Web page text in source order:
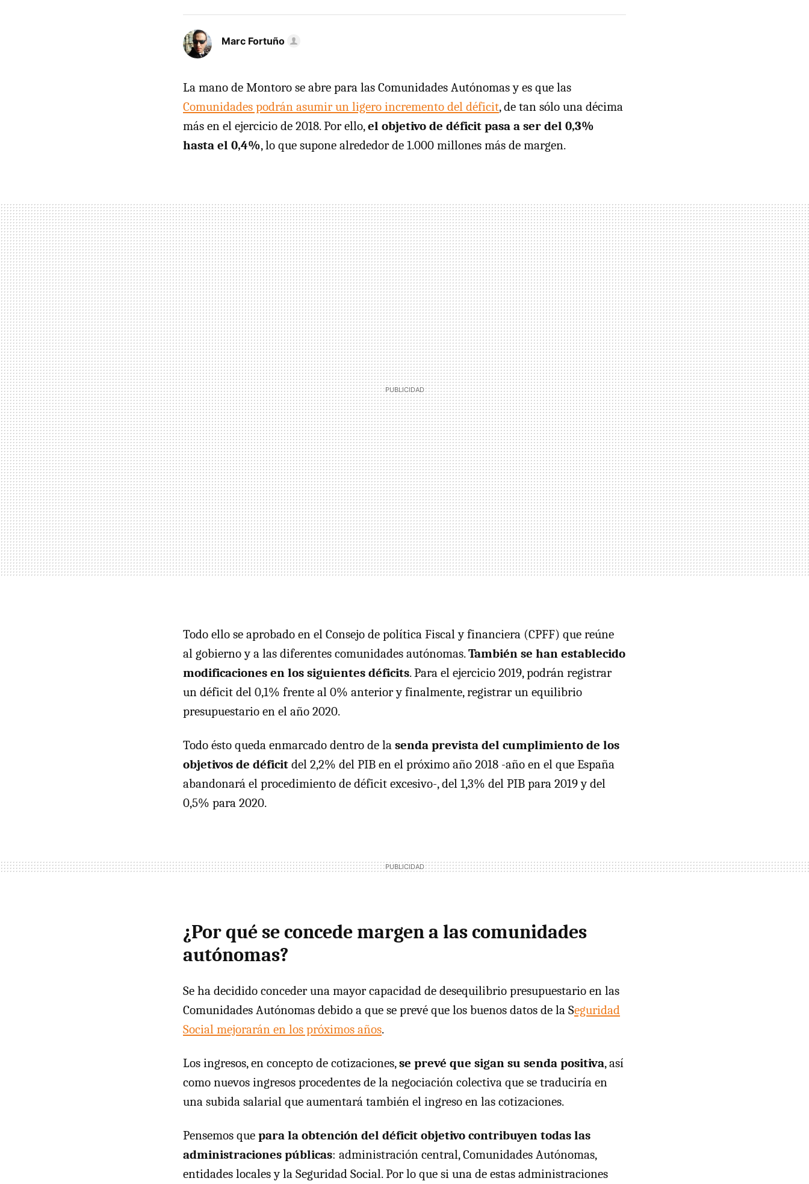
Marc Fortuño
La mano de Montoro se abre para las Comunidades Autónomas y es que las
Comunidades podrán asumir un ligero incremento del déficit, de tan sólo una décima
más en el ejercicio de 2018. Por ello,el objetivo de déficit pasa a ser del 0,3%
hasta el 0,4%, lo que supone alrededor de 1.000 millones más de margen.
Todo ello se aprobado en el Consejo de política Fiscal y financiera (CPFF) que reúne
al gobierno y a las diferentes comunidades autónomas.También se han establecido
modificaciones en los siguientes déficits. Para el ejercicio 2019, podrán registrar
un déficit del 0,1% frente al 0% anterior y finalmente, registrar un equilibrio
presupuestario en el año 2020.
Todo ésto queda enmarcado dentro de la senda prevista del cumplimiento de los
objetivos de déficit del 2,2% del PIB en el próximo año 2018 -año en el que España
abandonará el procedimiento de déficit excesivo-, del 1,3% del PIB para 2019 y del
0,5% para 2020.
¿Por qué se concede margen a las comunidades
autónomas?
Se ha decidido conceder una mayor capacidad de desequilibrio presupuestario en las
Comunidades Autónomas debido a que se prevé que los buenos datos de la Seguridad
Social mejorarán en los próximos años.
Los ingresos, en concepto de cotizaciones,se prevé que sigan su senda positiva, así
como nuevos ingresos procedentes de la negociación colectiva que se traduciría en
una subida salarial que aumentará también el ingreso en las cotizaciones.
Pensemos que para la obtención del déficit objetivo contribuyen todas las
administraciones públicas: administración central, Comunidades Autónomas,
entidades locales y la Seguridad Social. Por lo que si una de estas administraciones